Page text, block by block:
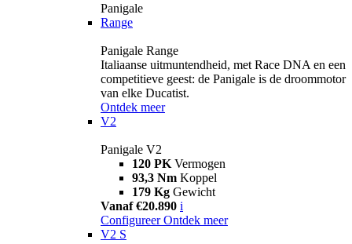
Panigale
Range
Panigale Range
Italiaanse uitmuntendheid, met Race DNA en een
competitieve geest: de Panigale is de droommotor
van elke Ducatist.
Ontdek meer
V2
Panigale V2
120 PK Vermogen
93,3 Nm Koppel
179 Kg Gewicht
Vanaf €20.890 i
Configureer Ontdek meer
V2 S